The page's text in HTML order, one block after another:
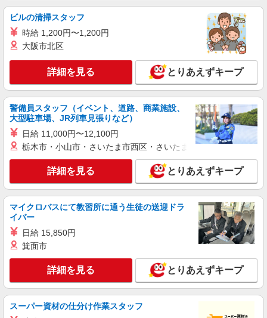
ビルの清掃スタッフ
時給 1,200円〜1,200円
大阪市北区
詳細を見る とりあえずキープ
警備員スタッフ（イベント、道路、商業施設、
大型駐車場、JR列車見張りなど）
日給 11,000円〜12,100円
栃木市・小山市・さいたま市西区・さいたま市岩槻区・久喜市・
詳細を見る とりあえずキープ
マイクロバスにて教習所に通う生徒の送迎ドラ
イバー
日給 15,850円
箕面市
詳細を見る とりあえずキープ
スーパー資材の仕分け作業スタッフ